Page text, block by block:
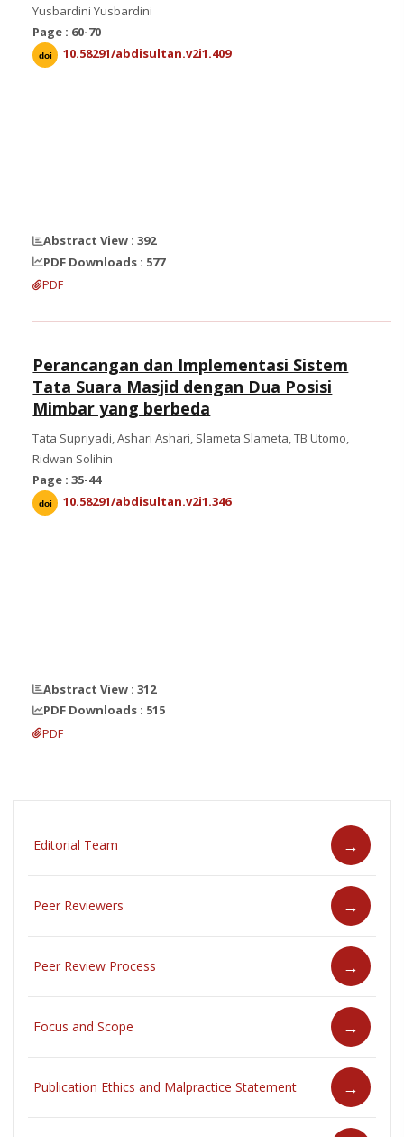
Yusbardini Yusbardini
Page : 60-70
doi 10.58291/abdisultan.v2i1.409
Abstract View : 392
PDF Downloads : 577
PDF
Perancangan dan Implementasi Sistem
Tata Suara Masjid dengan Dua Posisi
Mimbar yang berbeda
Tata Supriyadi, Ashari Ashari, Slameta Slameta, TB Utomo,
Ridwan Solihin
Page : 35-44
doi 10.58291/abdisultan.v2i1.346
Abstract View : 312
PDF Downloads : 515
PDF
Editorial Team
Peer Reviewers
Peer Review Process
Focus and Scope
Publication Ethics and Malpractice Statement